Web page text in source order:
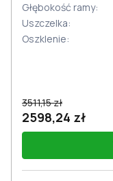
Głębokość ramy:
Uszczelka:
Oszklenie:
3511,15 zł
2598,24 zł